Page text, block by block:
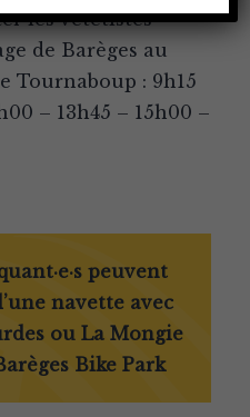
les vététistes
de Barèges au
Tournaboup : 9h15
– 13h45 – 15h00 –
peuvent
navette avec
ou La Mongie
Bike Park